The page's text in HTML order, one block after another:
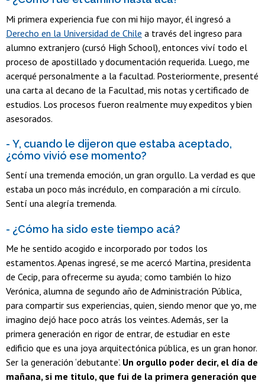
Mi primera experiencia fue con mi hijo mayor, él ingresó a
Derecho en la Universidad de Chile a través del ingreso para
alumno extranjero (cursó High School), entonces viví todo el
proceso de apostillado y documentación requerida. Luego, me
acerqué personalmente a la facultad. Posteriormente, presenté
una carta al decano de la Facultad, mis notas y certificado de
estudios. Los procesos fueron realmente muy expeditos y bien
asesorados.
- Y, cuando le dijeron que estaba aceptado,
¿cómo vivió ese momento?
Sentí una tremenda emoción, un gran orgullo. La verdad es que
estaba un poco más incrédulo, en comparación a mi círculo.
Sentí una alegría tremenda.
- ¿Cómo ha sido este tiempo acá?
Me he sentido acogido e incorporado por todos los
estamentos. Apenas ingresé, se me acercó Martina, presidenta
de Cecip, para ofrecerme su ayuda; como también lo hizo
Verónica, alumna de segundo año de Administración Pública,
para compartir sus experiencias, quien, siendo menor que yo, me
imagino dejó hace poco atrás los veintes. Además, ser la
primera generación en rigor de entrar, de estudiar en este
edificio que es una joya arquitectónica pública, es un gran honor.
Ser la generación ‘debutante’. Un orgullo poder decir, el día de
mañana, si me titulo, que fui de la primera generación que